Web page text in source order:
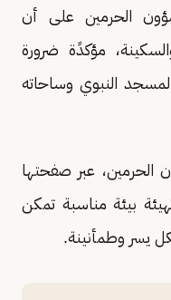
الحرمين على أن
مؤكدًة ضرورة
المسجد النبوي وساحاته
الحرمين، عبر صفحتها
بيئة مناسبة تمكن
يسر وطمأنينة.